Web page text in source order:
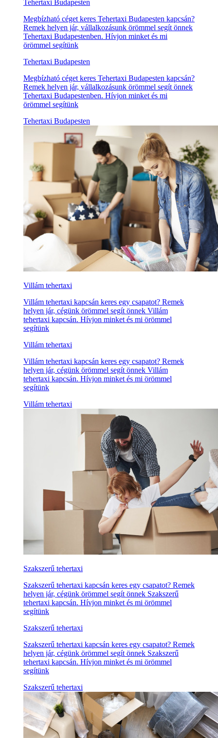
Tehertaxi Budapesten
Megbízható céget keres Tehertaxi Budapesten kapcsán?
Remek helyen jár, vállalkozásunk örömmel segít önnek
Tehertaxi Budapestenben. Hívjon minket és mi
örömmel segítünk
Tehertaxi Budapesten
Megbízható céget keres Tehertaxi Budapesten kapcsán?
Remek helyen jár, vállalkozásunk örömmel segít önnek
Tehertaxi Budapestenben. Hívjon minket és mi
örömmel segítünk
Tehertaxi Budapesten
Villám tehertaxi
Villám tehertaxi kapcsán keres egy csapatot? Remek
helyen jár, cégünk örömmel segít önnek Villám
tehertaxi kapcsán. Hívjon minket és mi örömmel
segítünk
Villám tehertaxi
Villám tehertaxi kapcsán keres egy csapatot? Remek
helyen jár, cégünk örömmel segít önnek Villám
tehertaxi kapcsán. Hívjon minket és mi örömmel
segítünk
Villám tehertaxi
Szakszerű tehertaxi
Szakszerű tehertaxi kapcsán keres egy csapatot? Remek
helyen jár, cégünk örömmel segít önnek Szakszerű
tehertaxi kapcsán. Hívjon minket és mi örömmel
segítünk
Szakszerű tehertaxi
Szakszerű tehertaxi kapcsán keres egy csapatot? Remek
helyen jár, cégünk örömmel segít önnek Szakszerű
tehertaxi kapcsán. Hívjon minket és mi örömmel
segítünk
Szakszerű tehertaxi